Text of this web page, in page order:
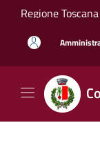
Salta al contenuto
Regione Toscana